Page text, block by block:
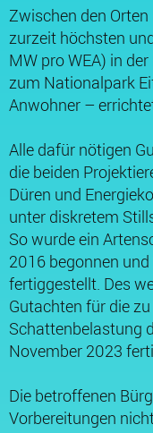
Zwischen den
zurzeit höchsten
MW pro WEA) in
zum Nationalpark
Anwohner –
Alle dafür nötigen
die beiden
Düren und
unter diskretem
So wurde ein
2016 begonnen und
fertiggestellt. Des
Gutachten für die
Schattenbelastung
November 2023
Die betroffenen
Vorbereitungen